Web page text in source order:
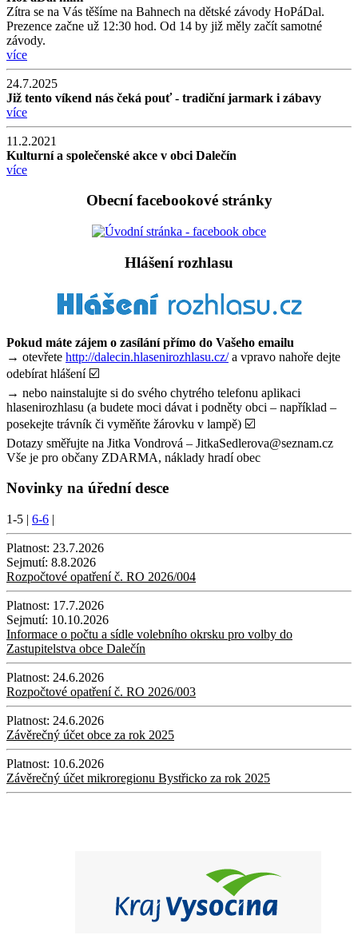
Zítra se na Vás těšíme na Bahnech na dětské závody HoPáDal.
Prezence začne už 12:30 hod. Od 14 by již měly začít samotné
závody.
více
24.7.2025
Již tento víkend nás čeká pouť - tradiční jarmark i zábavy
více
11.2.2021
Kulturní a společenské akce v obci Dalečín
více
Obecní facebookové stránky
Hlášení rozhlasu
Pokud máte zájem o zasílání přímo do Vašeho emailu
→ otevřete http://dalecin.hlasenirozhlasu.cz/a vpravo nahoře dejte
odebírat hlášení ☑️
→ nebo nainstalujte si do svého chytrého telefonu aplikaci
hlasenirozhlasu (a budete moci dávat i podněty obci – například –
posekejte trávník či vyměňte žárovku v lampě) ☑️
Dotazy směřujte na Jitka Vondrová – JitkaSedlerova@seznam.cz
Vše je pro občany ZDARMA, náklady hradí obec
Novinky na úřední desce
1-5 | 6-6 |
Platnost: 23.7.2026
Sejmutí: 8.8.2026
Rozpočtové opatření č. RO 2026/004
Platnost: 17.7.2026
Sejmutí: 10.10.2026
Informace o počtu a sídle volebního okrsku pro volby do
Zastupitelstva obce Dalečín
Platnost: 24.6.2026
Rozpočtové opatření č. RO 2026/003
Platnost: 24.6.2026
Závěrečný účet obce za rok 2025
Platnost: 10.6.2026
Závěrečný účet mikroregionu Bystřicko za rok 2025